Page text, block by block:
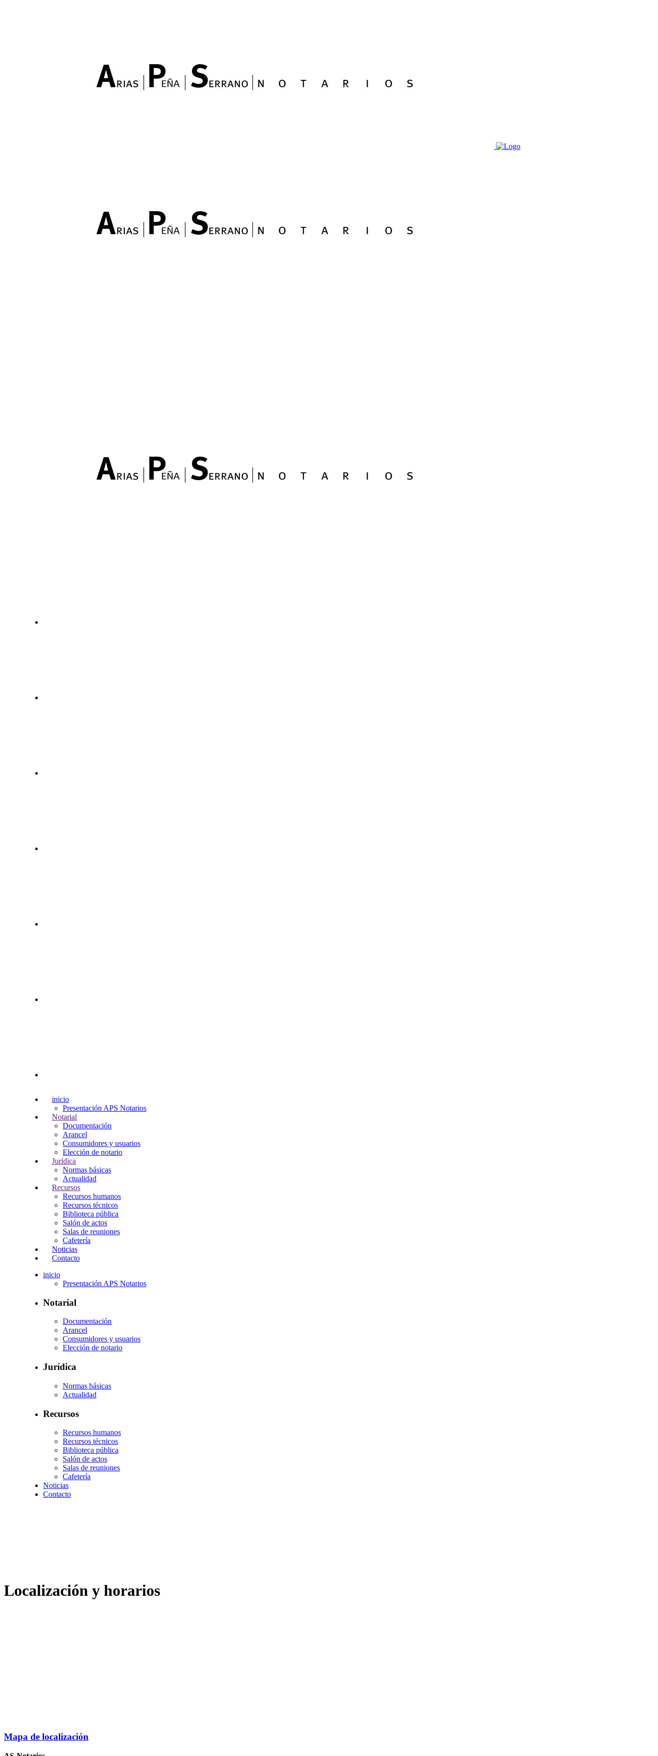
inicio
Presentación APS Notarios
Notarial
Documentación
Arancel
Consumidores y usuarios
Elección de notario
Jurídica
Normas básicas
Actualidad
Recursos
Recursos humanos
Recursos técnicos
Biblioteca pública
Salón de actos
Salas de reuniones
Cafetería
Noticias
Contacto
inicio
Presentación APS Notarios
Notarial
Documentación
Arancel
Consumidores y usuarios
Elección de notario
Jurídica
Normas básicas
Actualidad
Recursos
Recursos humanos
Recursos técnicos
Biblioteca pública
Salón de actos
Salas de reuniones
Cafetería
Noticias
Contacto
Localización y horarios
Mapa de localización